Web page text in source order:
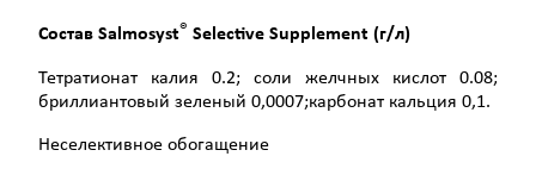
Состав Salmosyst® Selective Supplement (г/л)
Тетратионат калия 0.2; соли желчных кислот 0.08;
бриллиантовый зеленый 0,0007;карбонат кальция 0,1.
Неселективное обогащение